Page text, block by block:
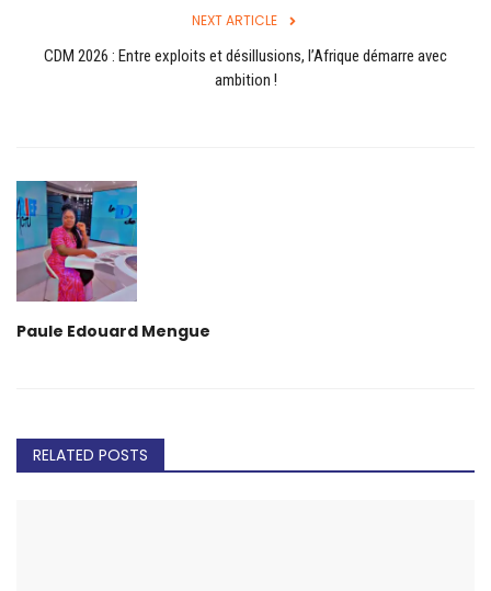
NEXT ARTICLE
CDM 2026 : Entre exploits et désillusions, l’Afrique démarre avec
ambition !
Paule Edouard Mengue
RELATED POSTS